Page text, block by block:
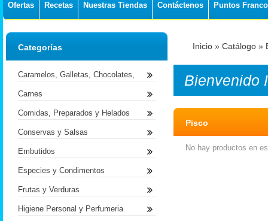
Ofertas Recetas Nuestras Tiendas Contáctenos Puntos Franco
Inicio » Catálogo »
Bienvenido
Pisco
No hay productos en
Categorías
Caramelos, Galletas, Chocolates,
Carnes
Comidas, Preparados y Helados
Conservas y Salsas
Embutidos
Especies y Condimentos
Frutas y Verduras
Higiene Personal y Perfumeria